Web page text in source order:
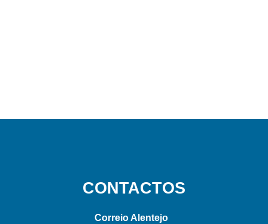
CONTACTOS
Correio Alentejo